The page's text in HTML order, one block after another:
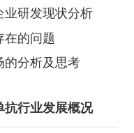
业研发现状分析
在的问题
的分析及思考
行业发展概况